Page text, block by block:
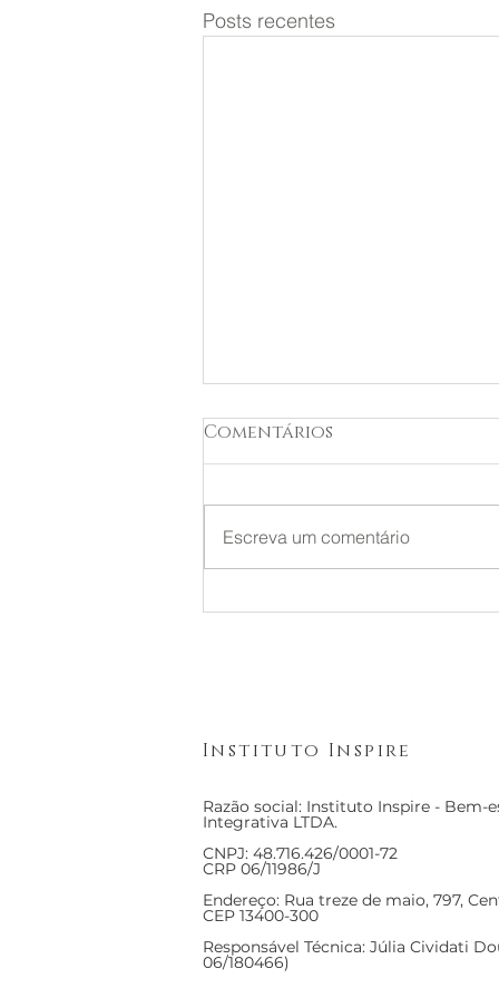
Posts recentes
Guia Definitivo: As
da Terceira Onda no
Brasil
revolucionaram a saúde mental
ao mudar o foco do tratamento.
Comentários
Escreva um comentário
Instituto Inspire
Razão social: Instituto Inspire - Bem-
Integrativa LTDA.
CNPJ: 48.716.426/0001-72
CRP 06/11986/J
Endereço: Rua treze de maio, 797,
CEP 13400-300
Responsável Técnica: Júlia Cividati
06/180466)